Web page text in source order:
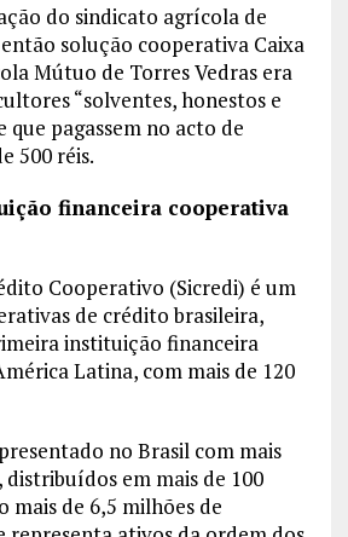
do sindicato agrícola de
solução cooperativa Caixa
Mútuo de Torres Vedras era
“solventes, honestos e
que pagassem no acto de
500 réis.
financeira cooperativa
Cooperativo (Sicredi) é um
de crédito brasileira,
instituição financeira
Latina, com mais de 120
no Brasil com mais
distribuídos em mais de 100
mais de 6,5 milhões de